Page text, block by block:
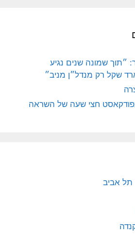
״תוך שמונה שנים נגיע
שקל רק מנדל״ן מניב״
חצי שעה של השראה
תל אביב